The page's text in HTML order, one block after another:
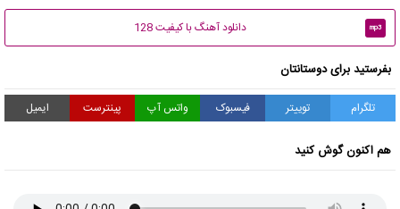
mp3 دانلود آهنگ با کیفیت 128
بفرستید برای دوستانتان
تلگرام توییتر فیسبوک واتس آپ پینترست ایمیل
هم اکنون گوش کنید